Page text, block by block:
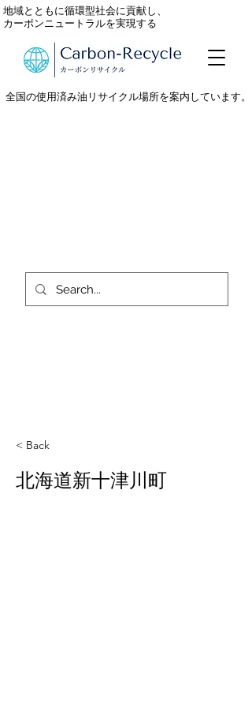
全国の使用済み油リサイクル場所を案内しています。
地域とともに循環型社会に貢献し、
カーボンニュートラルを実現する
< Back
北海道新十津川町